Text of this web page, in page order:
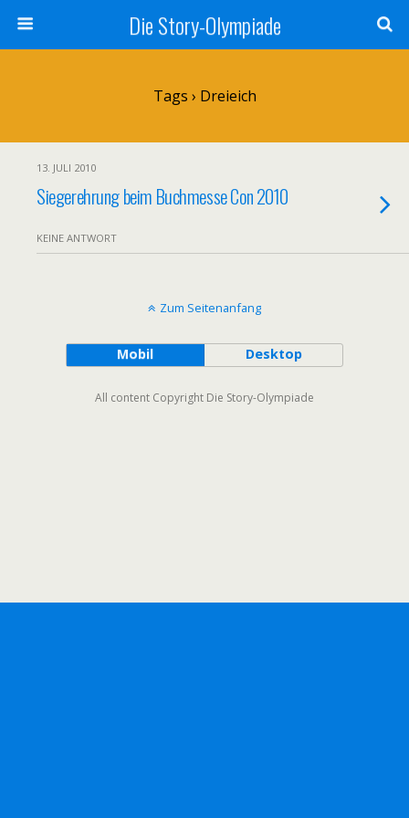
Die Story-Olympiade
Tags › Dreieich
13. JULI 2010
Siegerehrung beim Buchmesse Con 2010
KEINE ANTWORT
Zum Seitenanfang
Mobil Desktop
All content Copyright Die Story-Olympiade